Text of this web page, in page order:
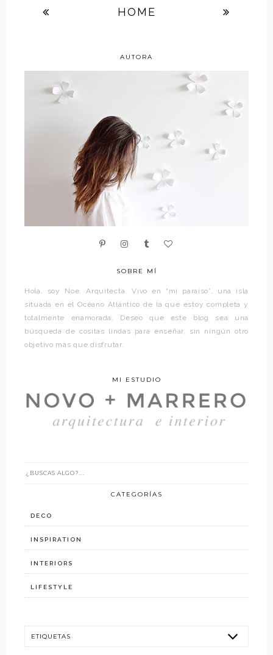
HOME
AUTORA
SOBRE MÍ
Hola, soy Noe. Arquitecta. Vivo en “mi paraíso”, una isla
situada en el Océano Atlántico de la que estoy completa y
totalmente enamorada. Deseo que este blog sea una
búsqueda de cositas lindas para enseñar, sin ningún otro
objetivo más que disfrutar.
MI ESTUDIO
CATEGORÍAS
DECO
INSPIRATION
INTERIORS
LIFESTYLE